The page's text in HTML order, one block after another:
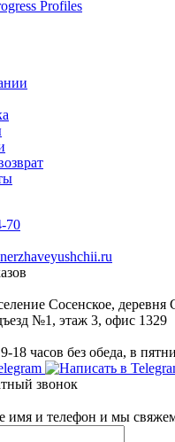
Profiles
70
Сосенское, деревня
№1, этаж 3, офис 1329
18 часов без обеда, в
звонок
имя и телефон и мы